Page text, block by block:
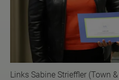
Links Sabine Strieffler (Town